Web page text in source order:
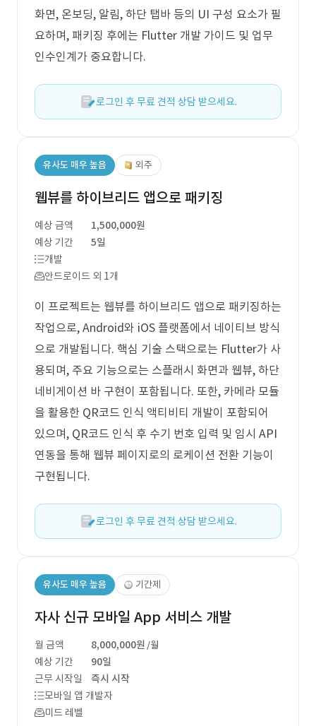
화면, 온보딩, 알림, 하단 탭바 등의 UI 구성 요소가 필
요하며, 패키징 후에는 Flutter 개발 가이드 및 업무
인수인계가 중요합니다.
로그인 후 무료 견적 상담 받으세요.
유사도 매우 높음 외주
웹뷰를 하이브리드 앱으로 패키징
예상 금액
1,500,000원
예상 기간
5일
개발
안드로이드 외 1개
이 프로젝트는 웹뷰를 하이브리드 앱으로 패키징하는
작업으로, Android와 iOS 플랫폼에서 네이티브 방식
으로 개발됩니다. 핵심 기술 스택으로는 Flutter가 사
용되며, 주요 기능으로는 스플래시 화면과 웹뷰, 하단
네비게이션 바 구현이 포함됩니다. 또한, 카메라 모듈
을 활용한 QR코드 인식 액티비티 개발이 포함되어
있으며, QR코드 인식 후 수기 번호 입력 및 임시 API
연동을 통해 웹뷰 페이지로의 로케이션 전환 기능이
구현됩니다.
로그인 후 무료 견적 상담 받으세요.
유사도 매우 높음 기간제
자사 신규 모바일 App 서비스 개발
월 금액 8,000,000원 /월
예상 기간
90일
근무 시작일
즉시 시작
모바일 앱 개발자
미드 레벨